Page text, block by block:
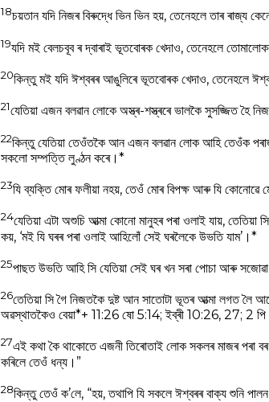
18চয়তান যদি নিজৰ বিৰুদ্ধে ভিন ভিন হয়, তেনেহলে তাৰ ৰাজ্য
19যদি মই বেলচবূব ৰ দ্বাৰাই ভূতবোৰক খেদাও, তেনেহলে
20কিন্তু মই যদি ঈশ্বৰৰ আঙুলিৰে ভূতবোৰক খেদাও, তেনেহলে
21যেতিয়া এজন বলৱান লোকে অস্ত্ৰ-শস্ত্ৰৰে ভালকৈ সুসজ্জিত হৈ
22কিন্তু যেতিয়া তেওঁতকৈ আন এজন বলৱান লোক আহি তেওঁক
সকলো সম্পত্তি লুণ্ঠন কৰে।*
23যি ব্যক্তি মোৰ ফলীয়া নহয়, তেওঁ মোৰ বিপক্ষ আৰু যি কোনোৱে
24যেতিয়া এটা অশুচি আত্মা কোনো মানুহৰ পৰা ওলাই যায়, তেতিয়া
কয়, ‘মই যি ঘৰৰ পৰা ওলাই আহিলোঁ সেই ঘৰলৈকে উভতি যাম’।*
25পাছত উভতি আহি সি যেতিয়া সেই ঘৰ খন সৰা পোচা আৰু
26তেতিয়া সি গৈ নিজতকৈ দুষ্ট আন সাতোটা ভূতৰ আত্মা লগত
অৱস্থাতকৈও বেয়া*+ 11:26 ষো 5:14; ইব্ৰী 10:26, 27; 2
27এই কথা কৈ থাকোতে এজনী তিৰোতাই লোক সকলৰ মাজৰ পৰা
কৰিলে তেওঁ ধন্য।”
28কিন্তু তেওঁ ক’লে, “হয়, তথাপি যি সকলে ঈশ্বৰৰ বাক্য শুনি